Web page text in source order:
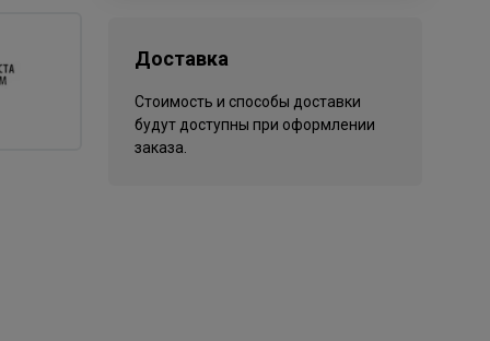
Доставка
Стоимость и способы доставки
будут доступны при оформлении
заказа.